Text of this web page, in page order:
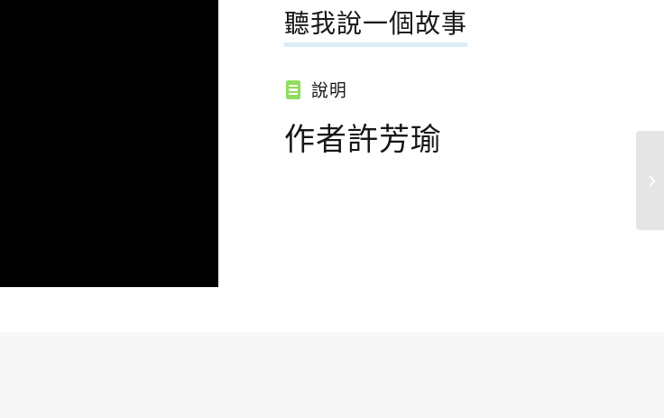
聽我說一個故事
說明
作者許芳瑜